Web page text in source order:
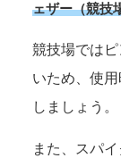
ェザー（競技
競技場では
いため、使
しましょう。
また、スパ